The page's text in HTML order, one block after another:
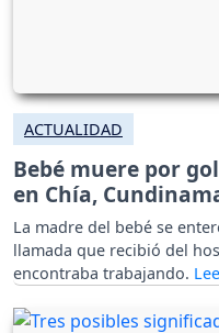
ACTUALIDAD
Bebé muere por
en Chía,
La madre del bebé se
llamada que recibió del
encontraba trabajando.